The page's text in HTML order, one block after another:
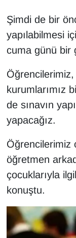
Şimdi de bir
yapılabilmesi
cuma günü bir
kurumlarımız
de sınavın
yapacağız.
Öğrencilerimiz
öğretmen
çocuklarıyla
konuştu.